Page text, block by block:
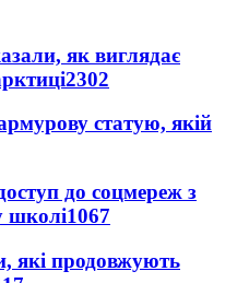
як виглядає
2302
статую, якій
до соцмереж з
школі1067
які продовжують